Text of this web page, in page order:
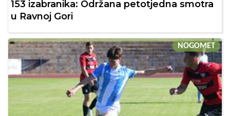
153 izabranika: Održana petotjedna smotra
u Ravnoj Gori
NOGOMET